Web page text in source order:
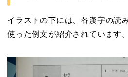
イラストの下には、各漢字の読
使った例文が紹介されています。